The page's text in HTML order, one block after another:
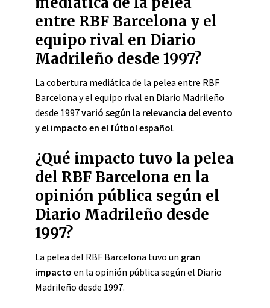
entre RBF Barcelona y el
equipo rival en Diario
Madrileño desde 1997?
La cobertura mediática de la pelea entre RBF
Barcelona y el equipo rival en Diario Madrileño
desde 1997varió según la relevancia del evento
y el impacto en el fútbol español.
¿Qué impacto tuvo la pelea
del RBF Barcelona en la
opinión pública según el
Diario Madrileño desde
1997?
La pelea del RBF Barcelona tuvo un gran
impacto en la opinión pública según el Diario
Madrileño desde 1997.